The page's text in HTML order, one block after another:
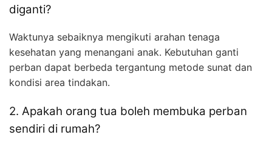
diganti?
Waktunya sebaiknya mengikuti arahan tenaga
kesehatan yang menangani anak. Kebutuhan ganti
perban dapat berbeda tergantung metode sunat dan
kondisi area tindakan.
2. Apakah orang tua boleh membuka perban
sendiri di rumah?